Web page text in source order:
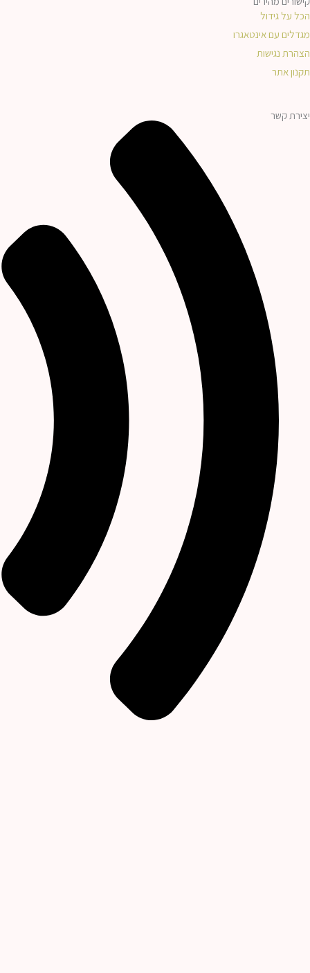
-
f
הכל על גידול
מגדלים עם אינטאגרו
הצהרת נגישות
תקנון אתר
יצירת קשר